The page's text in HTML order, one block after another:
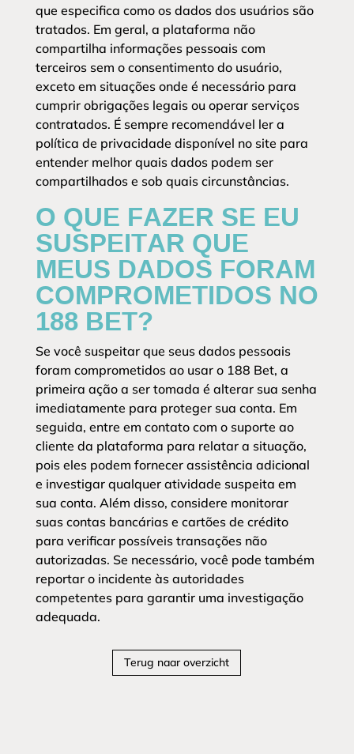
que especifica como os dados dos usuários são
tratados. Em geral, a plataforma não
compartilha informações pessoais com
terceiros sem o consentimento do usuário,
exceto em situações onde é necessário para
cumprir obrigações legais ou operar serviços
contratados. É sempre recomendável ler a
política de privacidade disponível no site para
entender melhor quais dados podem ser
compartilhados e sob quais circunstâncias.
O QUE FAZER SE EU
SUSPEITAR QUE
MEUS DADOS FORAM
COMPROMETIDOS NO
188 BET?
Se você suspeitar que seus dados pessoais
foram comprometidos ao usar o 188 Bet, a
primeira ação a ser tomada é alterar sua senha
imediatamente para proteger sua conta. Em
seguida, entre em contato com o suporte ao
cliente da plataforma para relatar a situação,
pois eles podem fornecer assistência adicional
e investigar qualquer atividade suspeita em
sua conta. Além disso, considere monitorar
suas contas bancárias e cartões de crédito
para verificar possíveis transações não
autorizadas. Se necessário, você pode também
reportar o incidente às autoridades
competentes para garantir uma investigação
adequada.
Terug naar overzicht